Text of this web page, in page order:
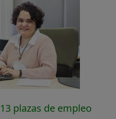
plazas de empleo